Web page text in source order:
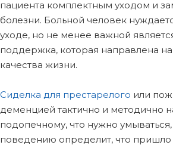
пациента комплектным уходом и
болезни. Больной человек
уходе, но не менее важной
поддержка, которая направлена
качества жизни.
Сиделка для престарелого или
деменцией тактично и методично
подопечному, что нужно умываться,
поведению определит, что пришло